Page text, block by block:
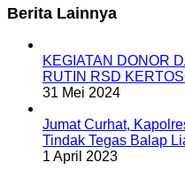
Berita Lainnya
KEGIATAN DONOR
RUTIN RSD
31 Mei 2024
Jumat Curhat,
Tindak Tegas Balap
1 April 2023